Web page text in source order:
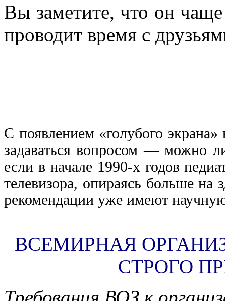
Вы заметите, что он
проводит время с
С появлением «голубого
задаваться вопросом — можно
если в начале 1990-х годов
телевизора, опираясь больше
рекомендации уже имеют
ВСЕМИРНАЯ
СТРОГО